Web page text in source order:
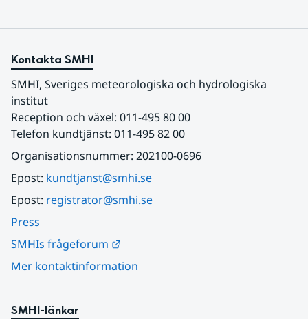
Kontakta SMHI
SMHI, Sveriges meteorologiska och hydrologiska
institut
Reception och växel: 011-495 80 00
Telefon kundtjänst: 011-495 82 00
Organisationsnummer: 202100-0696
Epost: kundtjanst@smhi.se
Epost: registrator@smhi.se
Press
SMHIs frågeforum
Mer kontaktinformation
SMHI-länkar